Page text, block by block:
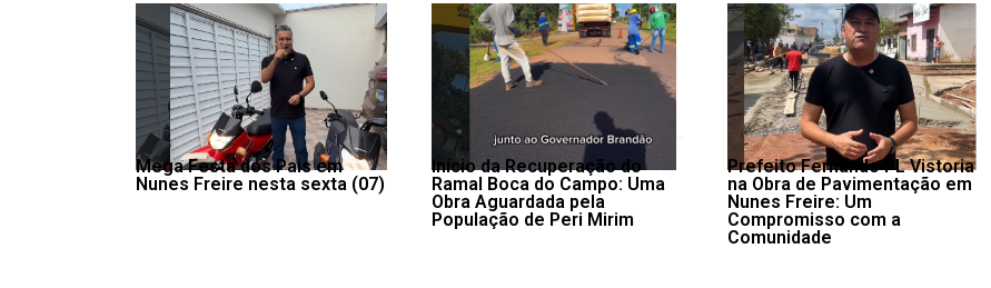
Mega Festa dos Pais em
Nunes Freire nesta sexta (07)
Início da Recuperação do
Ramal Boca do Campo: Uma
Obra Aguardada pela
População de Peri Mirim
Prefeito Fernando PL Vistoria
na Obra de Pavimentação em
Nunes Freire: Um
Compromisso com a
Comunidade